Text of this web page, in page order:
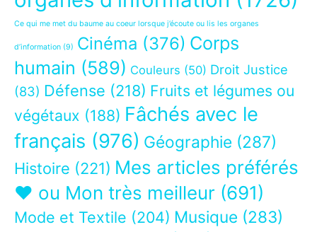
Ce qui me met du baume au coeur lorsque j’écoute ou lis les organes
d’information (9) Cinéma (376) Corps
humain (589) Couleurs (50) Droit Justice
(83) Défense (218) Fruits et légumes ou
végétaux (188) Fâchés avec le
français (976) Géographie (287)
Histoire (221) Mes articles préférés
❤ ou Mon très meilleur (691)
Mode et Textile (204) Musique (283)